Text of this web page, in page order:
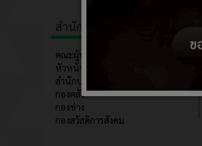
สำนักงาน/เจ้าหน้าที่
คณะผู้บริหาร/สมาชิก
หัวหน้าส่วน/กอง
สำนักปลัด
กองคลัง
กองช่าง
กองสวัสดิการสังคม